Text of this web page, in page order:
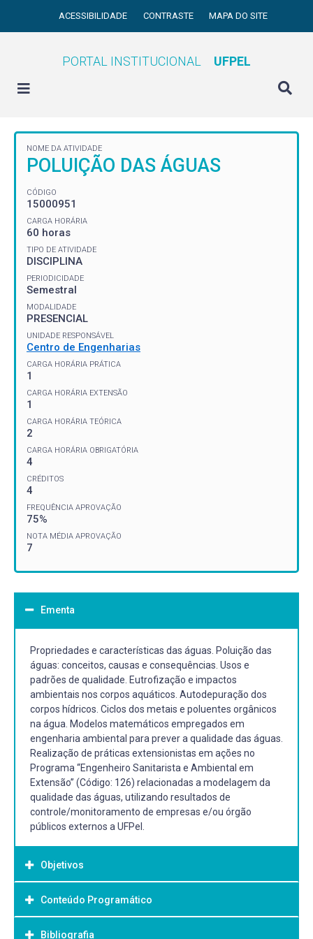
ACESSIBILIDADE CONTRASTE MAPA DO SITE
PORTAL INSTITUCIONAL UFPEL
NOME DA ATIVIDADE
POLUIÇÃO DAS ÁGUAS
CÓDIGO
15000951
CARGA HORÁRIA
60 horas
TIPO DE ATIVIDADE
DISCIPLINA
PERIODICIDADE
Semestral
MODALIDADE
PRESENCIAL
UNIDADE RESPONSÁVEL
Centro de Engenharias
CARGA HORÁRIA PRÁTICA
1
CARGA HORÁRIA EXTENSÃO
1
CARGA HORÁRIA TEÓRICA
2
CARGA HORÁRIA OBRIGATÓRIA
4
CRÉDITOS
4
FREQUÊNCIA APROVAÇÃO
75%
NOTA MÉDIA APROVAÇÃO
7
Ementa
Propriedades e características das águas. Poluição das
águas: conceitos, causas e consequências. Usos e
padrões de qualidade. Eutrofização e impactos
ambientais nos corpos aquáticos. Autodepuração dos
corpos hídricos. Ciclos dos metais e poluentes orgânicos
na água. Modelos matemáticos empregados em
engenharia ambiental para prever a qualidade das águas.
Realização de práticas extensionistas em ações no
Programa “Engenheiro Sanitarista e Ambiental em
Extensão” (Código: 126) relacionadas a modelagem da
qualidade das águas, utilizando resultados de
controle/monitoramento de empresas e/ou órgão
públicos externos a UFPel.
Objetivos
Objetivo Geral:
Proporcionar ao estudante de Engenharia Ambiental e
Conteúdo Programático
Bibliografia